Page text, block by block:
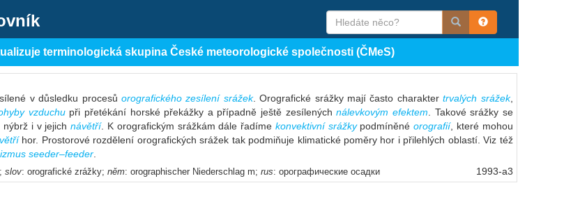
terminologická skupina České meteorologické společnosti (ČMeS)
v důsledku procesů orografického zesílení srážek. Orografické srážky mají často charaktertrvalých srážek,
vzduchupři přetékání horské překážky a případně ještě zesílenýchnálevkovým efektem . Takové srážky se
nýbrž i v jejichnávětří. K orografickým srážkám dále řadíme konvektivní srážkypodmíněnéorografií, které mohou
hor. Prostorové rozdělení orografických srážek tak podmiňuje klimatické poměry hor i přilehlých oblastí. Viz též
seeder–feeder
slov: orografické zrážky; něm: orographischer Niederschlag m; rus: орографические осадки 1993-a3